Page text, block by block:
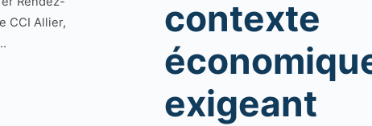
CCI Allier,
contexte
exigeant